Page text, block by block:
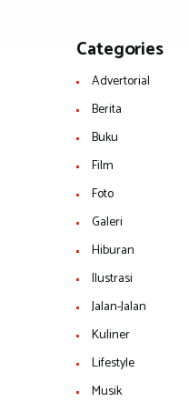
Categories
Advertorial
Berita
Buku
Film
Foto
Galeri
Hiburan
Ilustrasi
Jalan-Jalan
Kuliner
Lifestyle
Musik